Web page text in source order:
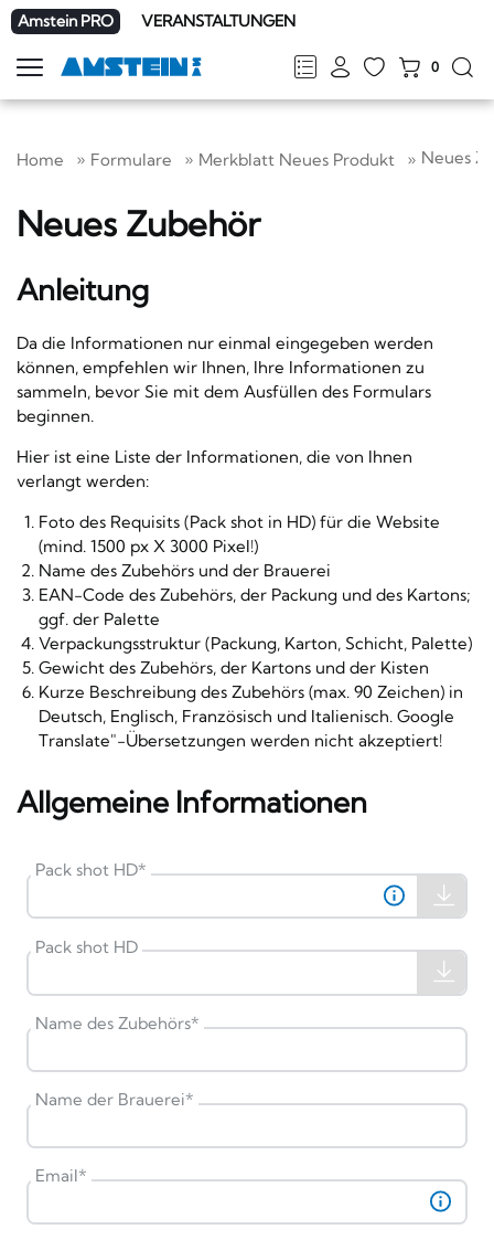
Amstein PRO VERANSTALTUNGEN
FRDEENIT
0
Navigation
zeigen
Home Formulare Merkblatt Neues Produkt Neues
Neues Zubehör
Anleitung
Da die Informationen nur einmal eingegeben werden
können, empfehlen wir Ihnen, Ihre Informationen zu
sammeln, bevor Sie mit dem Ausfüllen des Formulars
beginnen.
Hier ist eine Liste der Informationen, die von Ihnen
verlangt werden:
Foto des Requisits (Pack shot in HD) für die Website
(mind. 1500 px X 3000 Pixel!)
Name des Zubehörs und der Brauerei
EAN-Code des Zubehörs, der Packung und des Kartons;
ggf. der Palette
Verpackungsstruktur (Packung, Karton, Schicht, Palette)
Gewicht des Zubehörs, der Kartons und der Kisten
Kurze Beschreibung des Zubehörs (max. 90 Zeichen) in
Deutsch, Englisch, Französisch und Italienisch. Google
Translate"-Übersetzungen werden nicht akzeptiert!
Allgemeine Informationen
Pack shot HD*
Pack shot HD
Name des Zubehörs*
Name der Brauerei*
Email*